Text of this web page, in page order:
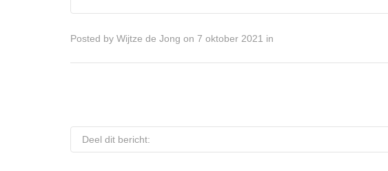
Posted by Wijtze de Jong on 7 oktober 2021 in
Deel dit bericht: